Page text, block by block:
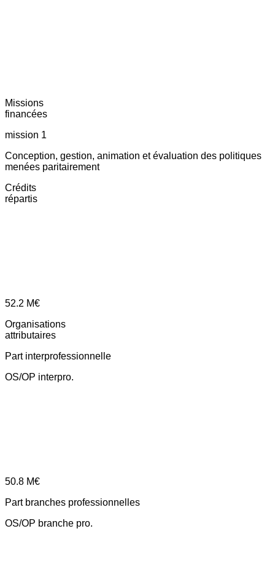
Missions
financées
mission 1
Conception, gestion, animation et évaluation des politiques
menées paritairement
Crédits
répartis
52.2 M€
Organisations
attributaires
Part interprofessionnelle
OS/OP interpro.
50.8 M€
Part branches professionnelles
OS/OP branche pro.